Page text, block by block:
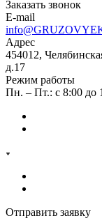
Заказать звонок
E-mail
Адрес
454012,
д.17
Режим работы
Пн. – Пт.: с 8:00 до
Отправить заявку